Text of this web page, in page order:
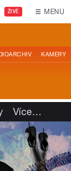
ŽIVĚ MENU
KAMERY
Více…